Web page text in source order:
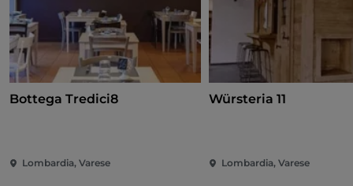
Bottega Tredici8
Lombardia, Varese
Würsteria 11
Lombardia, Varese